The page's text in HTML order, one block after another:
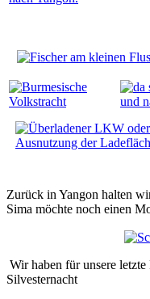
Zurück in Yangon halten
Sima möchte noch einen
Wir haben für unsere
Silvesternacht